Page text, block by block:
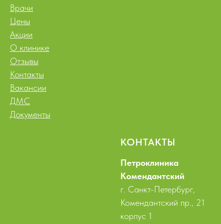
Врачи
Цены
Акции
О клинике
Отзывы
Контакты
Вакансии
ДМС
Документы
КОНТАКТЫ
Петроклиника
Комендантский
г. Санкт-Петербург,
Комендантский пр., 21
корпус 1